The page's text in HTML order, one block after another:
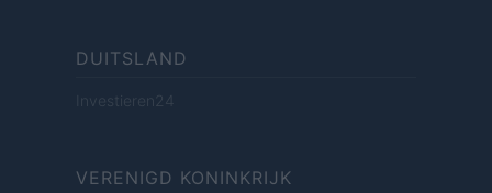
DUITSLAND
Investieren24
VERENIGD KONINKRIJK